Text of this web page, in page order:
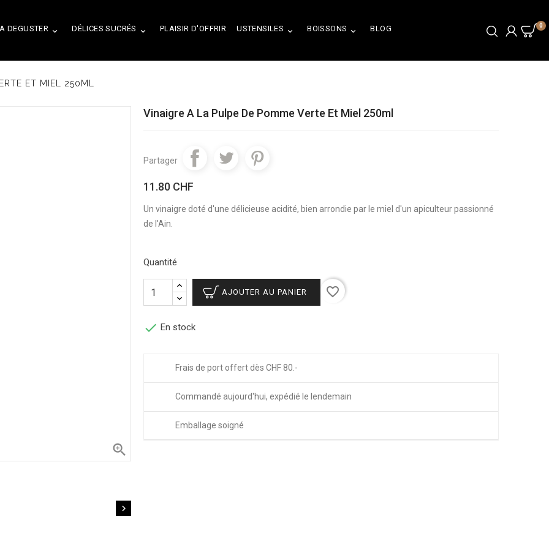
0

A DEGUSTER 
DÉLICES SUCRÉS PLAISIR D'OFFRIR 
USTENSILES 
BOISSONS BLOG
ET MIEL 250ML


Vinaigre A La Pulpe De Pomme Verte Et Miel 250ml
Partager
11.80 CHF
Un vinaigre doté d'une délicieuse acidité, bien arrondie par le miel d'un apiculteur passionné
de l'Ain.
Quantité
AJOUTER AU PANIER favorite_border
 En stock
Frais de port offert dès CHF 80.-
Commandé aujourd'hui, expédié le lendemain
Emballage soigné